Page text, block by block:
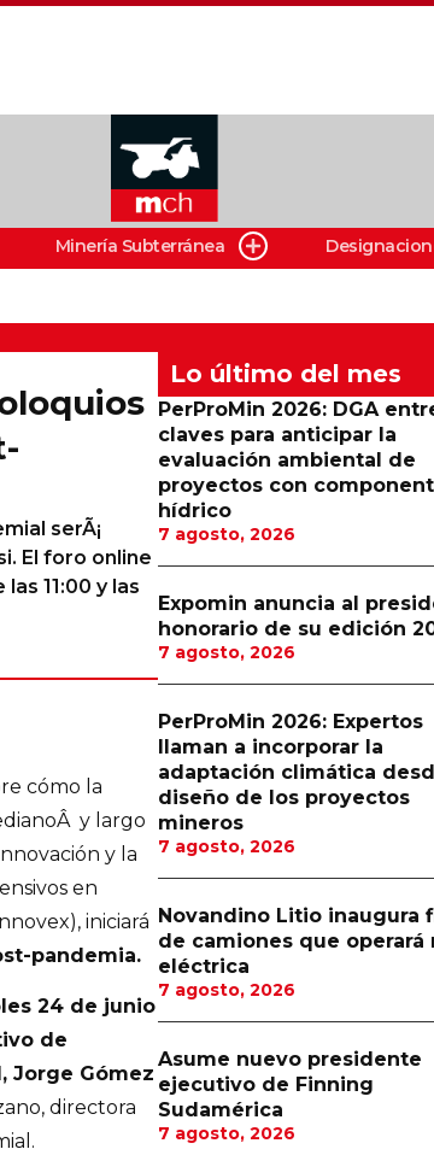
Minería Subterránea
serÃ¡
El foro online
11:00 y las
cómo la
y largo
y la
en
iniciará
pandemia.
24 de junio
de
Jorge Gómez
directora
Lo último del mes
PerProMin 2026: DGA
claves para anticipar la
evaluación ambiental de
proyectos con
hídrico
7 agosto, 2026
Expomin anuncia al
honorario de su edición
7 agosto, 2026
PerProMin 2026: Expertos
llaman a incorporar la
adaptación climática
diseño de los proyectos
mineros
7 agosto, 2026
Novandino Litio inaugura
de camiones que operará
eléctrica
7 agosto, 2026
Asume nuevo presidente
ejecutivo de Finning
Sudamérica
7 agosto, 2026